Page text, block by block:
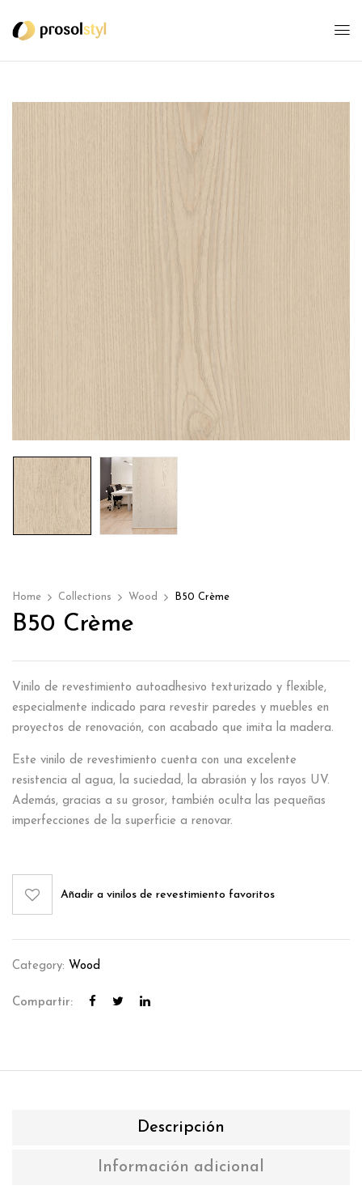
Home Collections Wood B50 Crème
B50 Crème
Vinilo de revestimiento autoadhesivo texturizado y flexible,
especialmente indicado para revestir paredes y muebles en
proyectos de renovación, con acabado que imita la madera.
Este vinilo de revestimiento cuenta con una excelente
resistencia al agua, la suciedad, la abrasión y los rayos UV.
Además, gracias a su grosor, también oculta las pequeñas
imperfecciones de la superficie a renovar.
Añadir a vinilos de revestimiento favoritos
Category: Wood
Compartir:
Descripción
Información adicional